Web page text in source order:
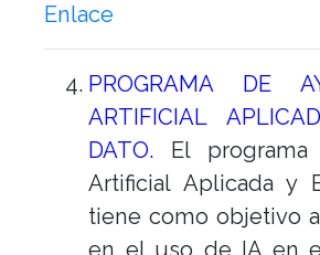
Enlace
PROGRAMA DE
ARTIFICIAL
DATO. El programa
Artificial Aplicada y
tiene como objetivo
en el uso de IA en